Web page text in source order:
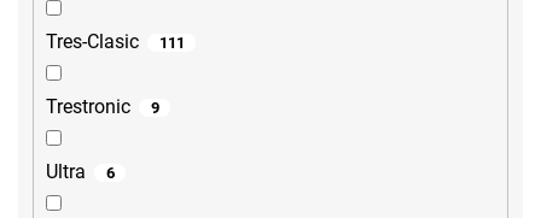
Tres-Clasic 111
Trestronic 9
Ultra 6